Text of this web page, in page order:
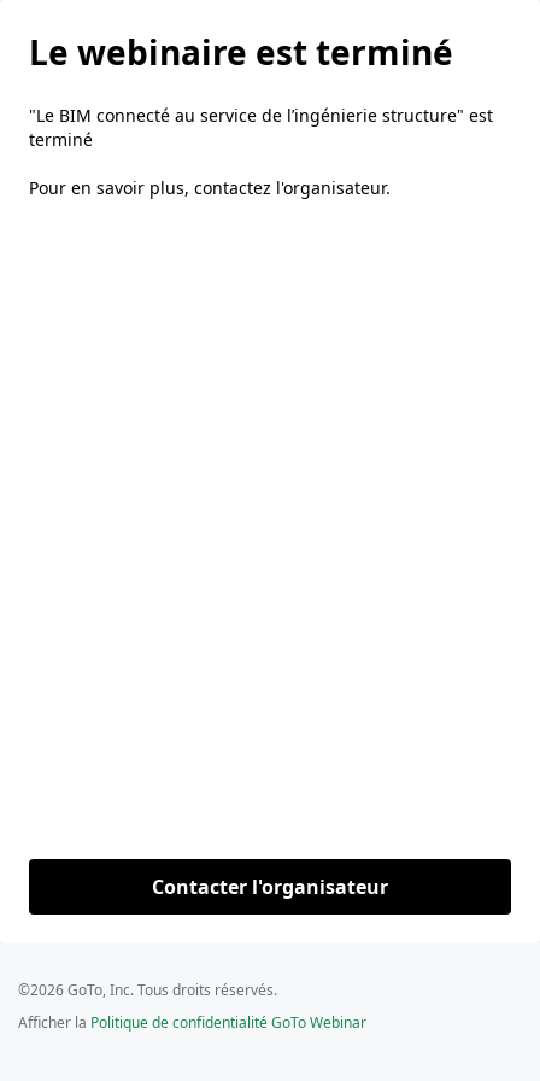
Le webinaire est terminé
"Le BIM connecté au service de l’ingénierie structure" est
terminé
Pour en savoir plus, contactez l'organisateur.
Contacter l'organisateur
©2026 GoTo, Inc. Tous droits réservés.
Afficher la Politique de confidentialité GoTo Webinar